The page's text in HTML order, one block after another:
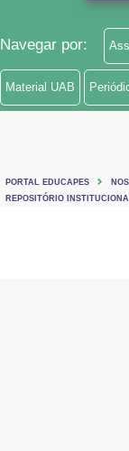
Navegar por:
Material UAB
PORTAL EDUCAPES
REPOSITÓRIO